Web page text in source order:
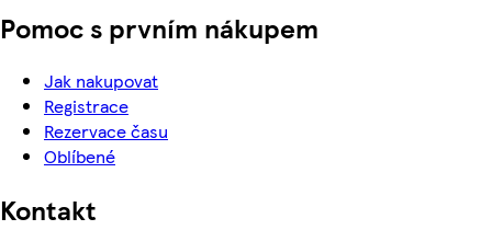
Pomoc s prvním nákupem
Jak nakupovat
Registrace
Rezervace času
Oblíbené
Kontakt